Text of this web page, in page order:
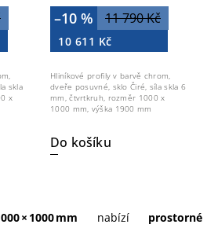
skla
x
11 790 Kč
–10 %
10 611 Kč
Do košíku
Hliníkové profily v barvě chrom,
dveře posuvné, sklo Čiré, síla skla 6
mm, čtvrtkruh, rozměr 1000 x
1000 mm, výška 1900 mm
× 1000 mm nabízí prostorné